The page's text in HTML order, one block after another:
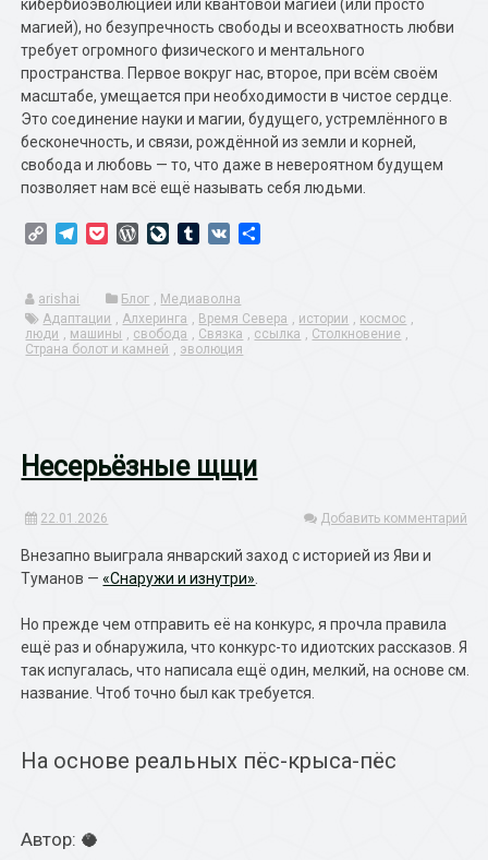
кибербиоэволюцией или квантовой магией (или просто
магией), но безупречность свободы и всеохватность любви
требует огромного физического и ментального
пространства. Первое вокруг нас, второе, при всём своём
масштабе, умещается при необходимости в чистое сердце.
Это соединение науки и магии, будущего, устремлённого в
бесконечность, и связи, рождённой из земли и корней,
свобода и любовь — то, что даже в невероятном будущем
позволяет нам всё ещё называть себя людьми.
Copy TelegramPocketWordPress
LiveJournal
Tumblr
VK
arishai Блог , Медиаволна
Адаптации , Алхеринга , Время Севера , истории , космос ,
люди , машины , свобода , Связка , ссылка , Столкновение ,
Страна болот и камней , эволюция
Несерьёзные щщи
22.01.2026 Добавить комментарий
Внезапно выиграла январский заход с историей из Яви и
Туманов —«Снаружи и изнутри»
Но прежде чем отправить её на конкурс, я прочла правила
ещё раз и обнаружила, что конкурс-то идиотских рассказов. Я
так испугалась, что написала ещё один, мелкий, на основе см.
название. Чтоб точно был как требуется.
На основе реальных пёс-крыса-пёс
Автор: 🥥